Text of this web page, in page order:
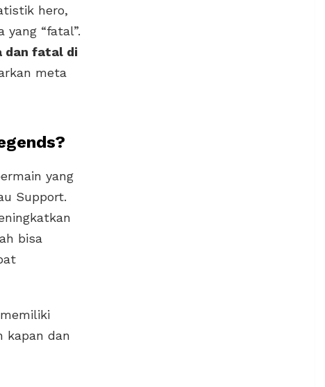
hero,
“fatal”.
dan fatal di
meta
yang
Support.
bisa
kapan dan